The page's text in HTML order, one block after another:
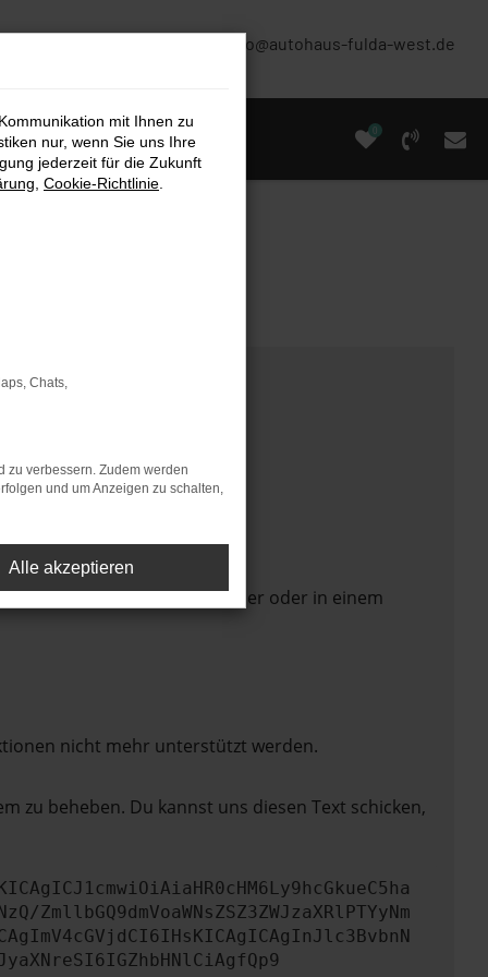
info@autohaus-fulda-west.de
0
in einem anderen Browser oder in einem
nicht mehr unterstützt werden.
zu beheben. Du kannst uns diesen Text schicken,
mit Ihnen zu
nur, wenn Sie uns Ihre
jederzeit für die Zukunft
Cookie-Richtlinie
Chats,
zu verbessern. Zudem werden
und um Anzeigen zu schalten,
Alle akzeptieren